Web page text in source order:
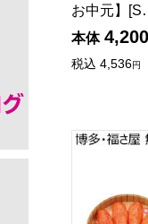
お中元】
本体 4,200
税込 4,536円
博多・福